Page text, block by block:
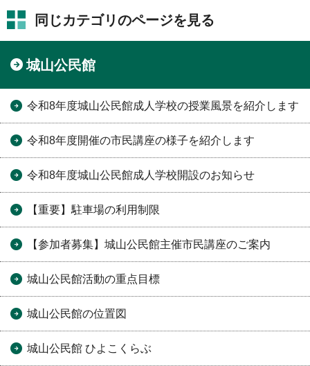
同じカテゴリのページを見る
城山公民館
令和8年度城山公民館成人学校の授業風景を紹介します
令和8年度開催の市民講座の様子を紹介します
令和8年度城山公民館成人学校開設のお知らせ
【重要】駐車場の利用制限
【参加者募集】城山公民館主催市民講座のご案内
城山公民館活動の重点目標
城山公民館の位置図
城山公民館 ひよこくらぶ